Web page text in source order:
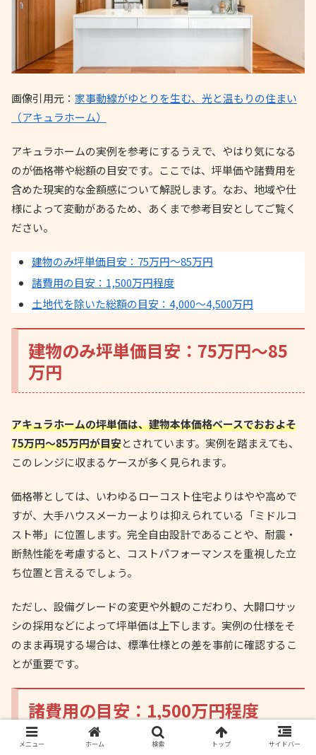
画像引用元： 家事動線がゆとりを生む、光と温もりの住まい
（アキュラホーム）
アキュラホームの実例を参考にするうえで、やはり気になる
のが価格帯や総額の目安です。ここでは、坪単価や諸費用を
含めた現実的な金額感について解説します。なお、地域や仕
様によって変動があるため、あくまで参考目安としてご覧く
ださい。
建物のみ坪単価目安：75万円〜85万円
諸費用の目安：1,500万円程度
土地代を除いた総額の目安：4,000〜4,500万円
建物のみ坪単価目安：75万円〜85
万円
アキュラホームの坪単価は、建物本体価格ベースでおおよそ
75万円〜85万円が目安とされています。実例を踏まえても、
このレンジに収まるケースが多く見られます。
価格帯としては、いわゆるローコスト住宅よりはやや高めで
すが、大手ハウスメーカーよりは抑えられている「ミドルコ
スト帯」に位置します。完全自由設計であることや、耐震・
断熱性能を考慮すると、コストパフォーマンスを重視した立
ち位置と言えるでしょう。
ただし、設備グレードの変更や外観のこだわり、大開口サッ
シの採用などによって坪単価は上下します。実例の仕様をそ
のまま再現する場合は、標準仕様との差を事前に確認するこ
とが重要です。
諸費用の目安：1,500万円程度
メニュー ホーム 検索 トップ サイドバー